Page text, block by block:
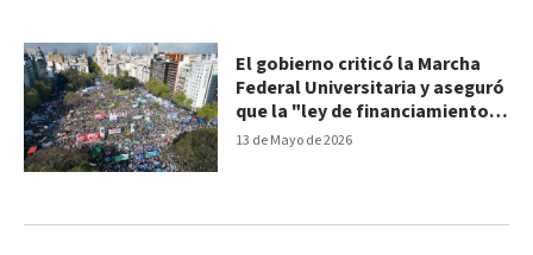
13 de Mayo de 2026
El gobierno criticó la Marcha
Federal Universitaria y aseguró
que la "ley de financiamiento
nació muerta"